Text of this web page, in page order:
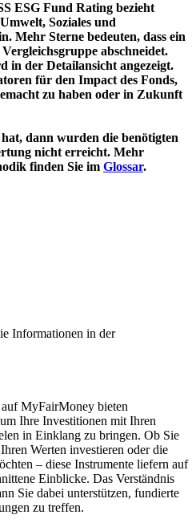
ESG Fund Rating bezieht
Soziales und
Mehr Sterne bedeuten, dass ein
abschneidet.
in der Detailansicht angezeigt.
für den Impact des Fonds,
zu haben oder in Zukunft
dann wurden die benötigten
nicht erreicht. Mehr
finden Sie im Glossar.
Informationen in der
MyFairMoney bieten
Ihre Investitionen mit Ihren
in Einklang zu bringen. Ob Sie
Werten investieren oder die
– diese Instrumente liefern auf
Einblicke. Das Verständnis
Sie dabei unterstützen, fundierte
zu treffen.